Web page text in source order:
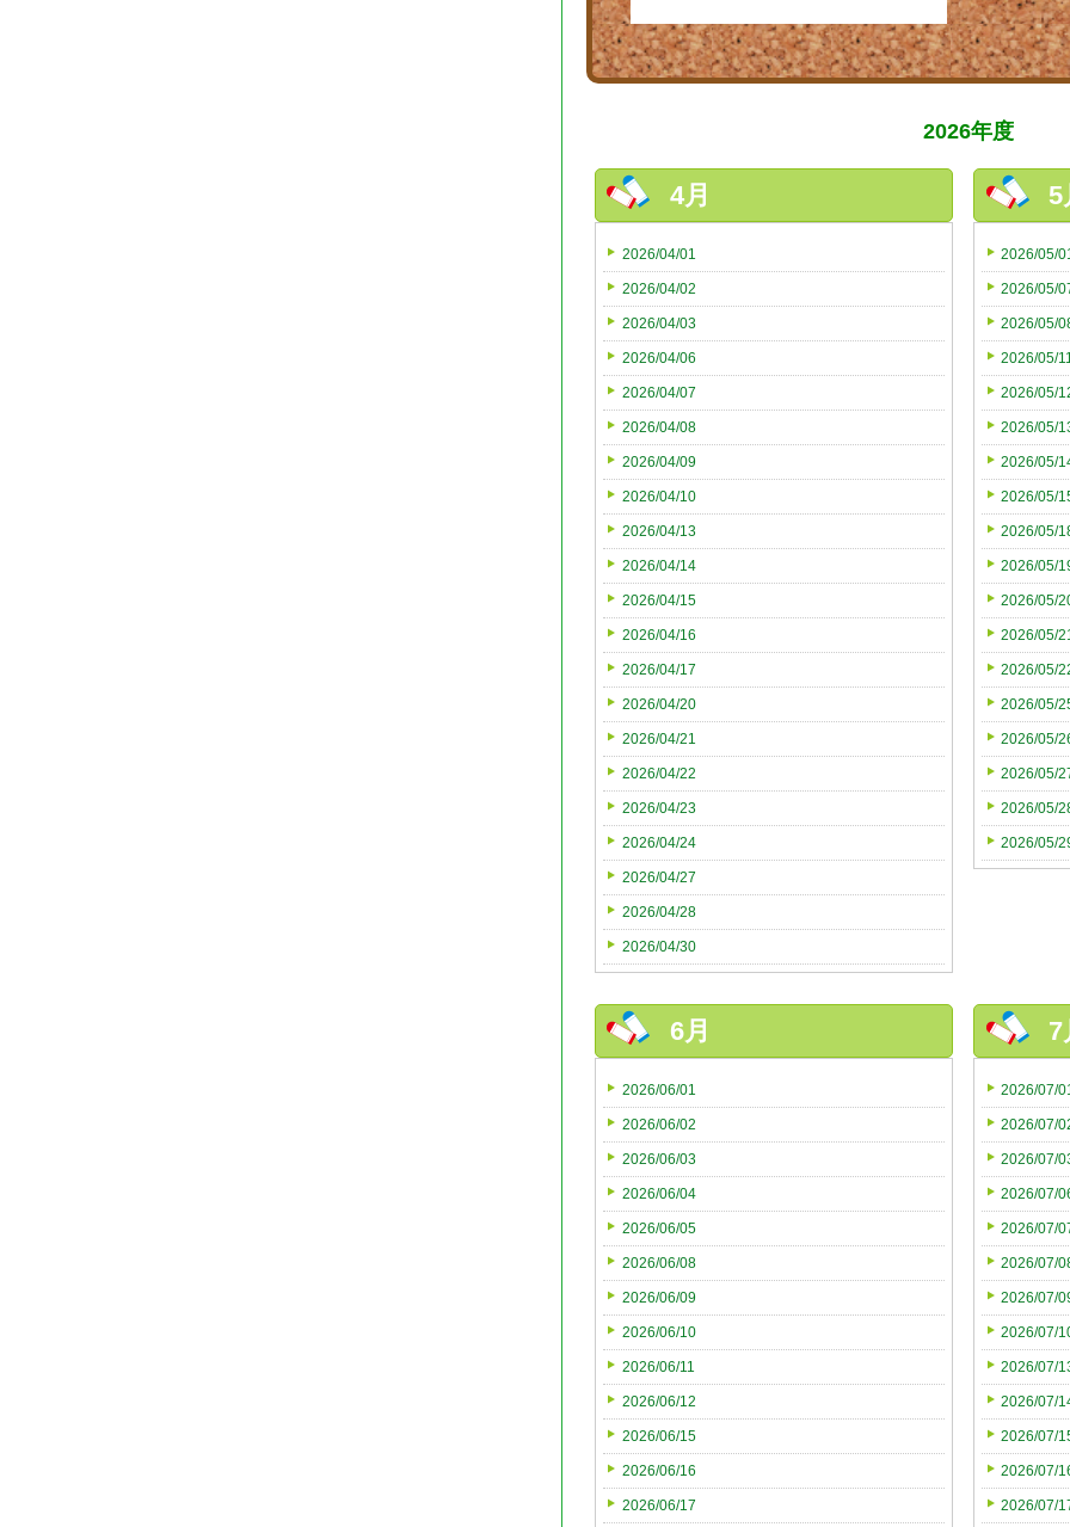
2026年度
4月
2026/04/01
2026/04/02
2026/04/03
2026/04/06
2026/04/07
2026/04/08
2026/04/09
2026/04/10
2026/04/13
2026/04/14
2026/04/15
2026/04/16
2026/04/17
2026/04/20
2026/04/21
2026/04/22
2026/04/23
2026/04/24
2026/04/27
2026/04/28
2026/04/30
5
2026/05/01
2026/05/
2026/05/
2026/05/11
2026/05/
2026/05/
2026/05/
2026/05/
2026/05/
2026/05/
2026/05/
2026/05/21
2026/05/
2026/05/
2026/05/
2026/05/
2026/05/
2026/05/
6月
2026/06/01
2026/06/02
2026/06/03
2026/06/04
2026/06/05
2026/06/08
2026/06/09
2026/06/10
2026/06/11
2026/06/12
2026/06/15
2026/06/16
2026/06/17
7
2026/07/01
2026/07/
2026/07/
2026/07/
2026/07/
2026/07/
2026/07/
2026/07/
2026/07/
2026/07/
2026/07/
2026/07/
2026/07/